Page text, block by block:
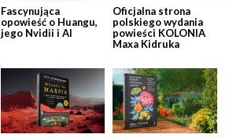
Fascynująca
opowieść o Huangu,
jego Nvidii i AI
Oficjalna strona
polskiego wydania
powieści KOLONIA
Maxa Kidruka